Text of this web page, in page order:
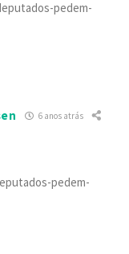
pedem-
6 anos atrás
pedem-